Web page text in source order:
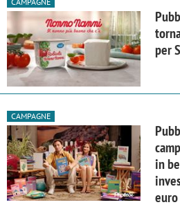
per
CAMPAGNE
in
euro